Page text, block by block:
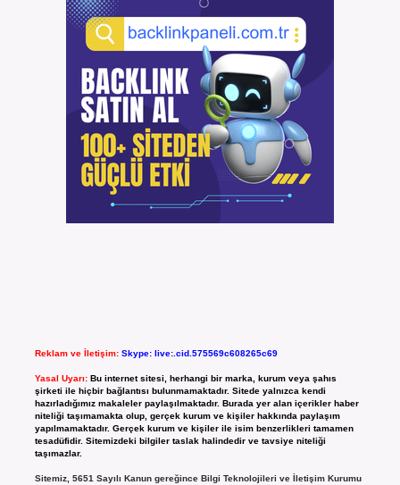
Reklam ve İletişim: Skype: live:.cid.575569c608265c69
Yasal Uyarı: Bu internet sitesi, herhangi bir marka, kurum veya şahıs
şirketi ile hiçbir bağlantısı bulunmamaktadır. Sitede yalnızca kendi
hazırladığımız makaleler paylaşılmaktadır. Burada yer alan içerikler haber
niteliği taşımamakta olup, gerçek kurum ve kişiler hakkında paylaşım
yapılmamaktadır. Gerçek kurum ve kişiler ile isim benzerlikleri tamamen
tesadüfidir. Sitemizdeki bilgiler taslak halindedir ve tavsiye niteliği
taşımazlar.
Sitemiz, 5651 Sayılı Kanun gereğince Bilgi Teknolojileri ve İletişim Kurumu